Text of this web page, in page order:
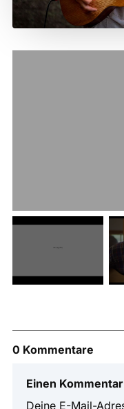
0 Kommentare
Einen
Deine E-Mail-